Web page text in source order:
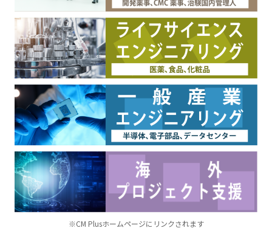
※CM Plusホームページにリンクされます